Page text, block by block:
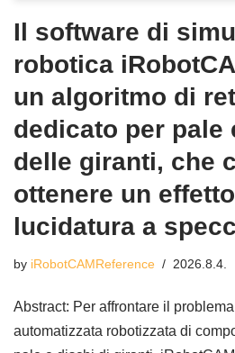
Il software di
robotica
un algoritmo di
dedicato per pale
delle giranti, che
ottenere un
lucidatura a
by iRobotCAMReference 2026.8.4.
Abstract: Per affrontare il
automatizzata robotizzata di